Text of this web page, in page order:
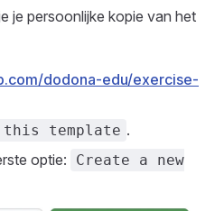
je persoonlijke kopie van het
dodona-edu/exercise-
this template .
optie:
Create a new